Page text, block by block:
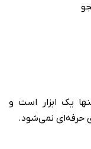
یک ابزار است و
حرفه‌ای نمی‌شود.